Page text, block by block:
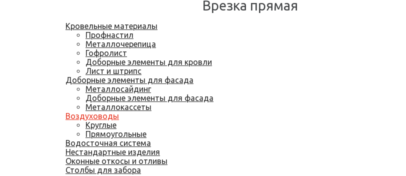
Врезка прямая
Кровельные материалы
Профнастил
Металлочерепица
Гофролист
Доборные элементы для кровли
Лист и штрипс
Доборные элементы для фасада
Металлосайдинг
Доборные элементы для фасада
Металлокассеты
Воздуховоды
Круглые
Прямоугольные
Водосточная система
Нестандартные изделия
Оконные откосы и отливы
Столбы для забора